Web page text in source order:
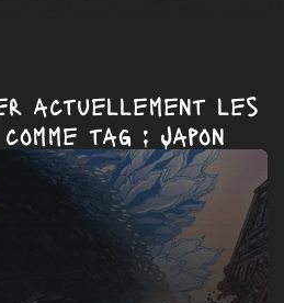
actuellement les
tag : Japon